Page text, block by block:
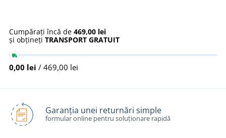
Cumpărați încă de 469,00 lei
și obțineți TRANSPORT GRATUIT
0,00 lei / 469,00 lei
Garanția unei returnări simple
formular online pentru soluționare rapidă